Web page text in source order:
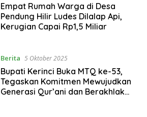
Empat Rumah Warga di Desa
Pendung Hilir Ludes Dilalap Api,
Kerugian Capai Rp1,5 Miliar
Berita 5 Oktober 2025
Bupati Kerinci Buka MTQ ke-53,
Tegaskan Komitmen Mewujudkan
Generasi Qur’ani dan Berakhlak